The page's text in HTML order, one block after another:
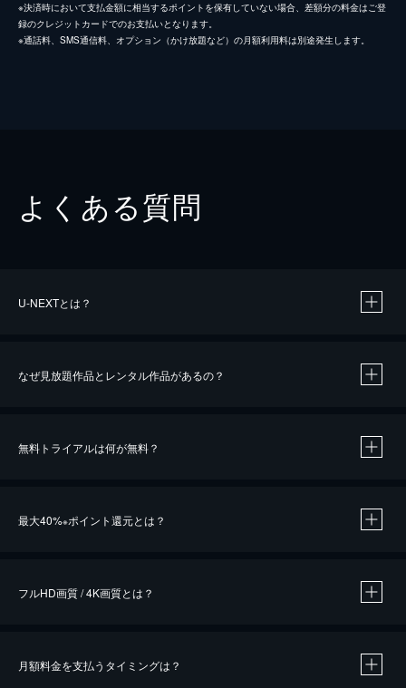
※決済時において支払金額に相当するポイントを保有していない場合、差額分の料金はご登
録のクレジットカードでのお支払いとなります。
※通話料、SMS通信料、オプション（かけ放題など）の月額利用料は別途発生します。
よくある質問
U-NEXTとは？
なぜ見放題作品とレンタル作品があるの？
無料トライアルは何が無料？
最大40%※ポイント還元とは？
※40％ポイント還元の対象は、クレジットカード決済による作品の購入 / レンタルです。
フルHD画質 / 4K画質とは？
月額料金を支払うタイミングは？